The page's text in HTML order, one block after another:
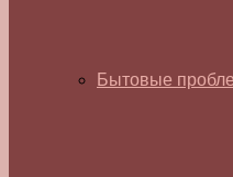
Бытовые